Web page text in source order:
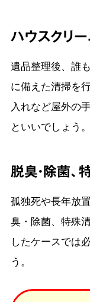
ハウスクリ
遺品整理後、誰
に備えた清掃を
入れなど屋外の
といいでしょう。
脱臭・除菌、
孤独死や長年放
臭・除菌、特殊
したケースでは
う。